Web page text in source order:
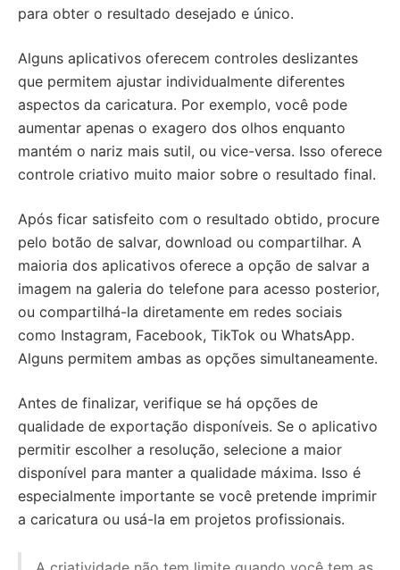
para obter o resultado desejado e único.
Alguns aplicativos oferecem controles deslizantes
que permitem ajustar individualmente diferentes
aspectos da caricatura. Por exemplo, você pode
aumentar apenas o exagero dos olhos enquanto
mantém o nariz mais sutil, ou vice-versa. Isso oferece
controle criativo muito maior sobre o resultado final.
Após ficar satisfeito com o resultado obtido, procure
pelo botão de salvar, download ou compartilhar. A
maioria dos aplicativos oferece a opção de salvar a
imagem na galeria do telefone para acesso posterior,
ou compartilhá-la diretamente em redes sociais
como Instagram, Facebook, TikTok ou WhatsApp.
Alguns permitem ambas as opções simultaneamente.
Antes de finalizar, verifique se há opções de
qualidade de exportação disponíveis. Se o aplicativo
permitir escolher a resolução, selecione a maior
disponível para manter a qualidade máxima. Isso é
especialmente importante se você pretende imprimir
a caricatura ou usá-la em projetos profissionais.